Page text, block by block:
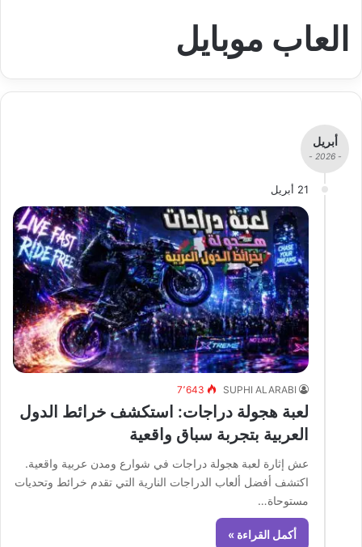
العاب موبايل
أبريل
- 2026 -
21 أبريل
SUPHI ALARABI 7٬643
لعبة هجولة دراجات: استكشف خرائط الدول
العربية بتجربة سباق واقعية
عش إثارة لعبة هجولة دراجات في شوارع ومدن عربية واقعية.
اكتشف أفضل ألعاب الدراجات النارية التي تقدم خرائط وتحديات
مستوحاة…
أكمل القراءة »